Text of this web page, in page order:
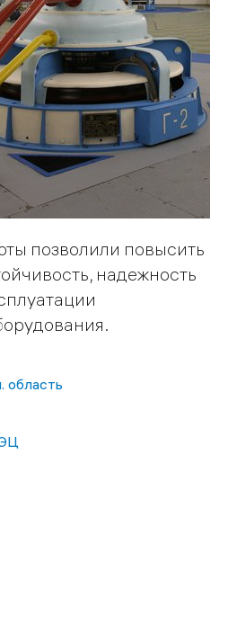
позволили повысить
надежность
область